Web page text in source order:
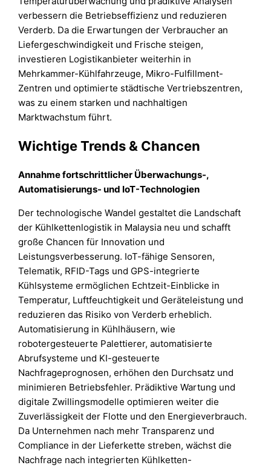
verbessern die Betriebseffizienz und reduzieren
Verderb. Da die Erwartungen der Verbraucher an
Liefergeschwindigkeit und Frische steigen,
investieren Logistikanbieter weiterhin in
Mehrkammer-Kühlfahrzeuge, Mikro-Fulfillment-
Zentren und optimierte städtische Vertriebszentren,
was zu einem starken und nachhaltigen
Marktwachstum führt.
Wichtige Trends & Chancen
Annahme fortschrittlicher Überwachungs-,
Automatisierungs- und IoT-Technologien
Der technologische Wandel gestaltet die Landschaft
der Kühlkettenlogistik in Malaysia neu und schafft
große Chancen für Innovation und
Leistungsverbesserung. IoT-fähige Sensoren,
Telematik, RFID-Tags und GPS-integrierte
Kühlsysteme ermöglichen Echtzeit-Einblicke in
Temperatur, Luftfeuchtigkeit und Geräteleistung und
reduzieren das Risiko von Verderb erheblich.
Automatisierung in Kühlhäusern, wie
robotergesteuerte Palettierer, automatisierte
Abrufsysteme und KI-gesteuerte
Nachfrageprognosen, erhöhen den Durchsatz und
minimieren Betriebsfehler. Prädiktive Wartung und
digitale Zwillingsmodelle optimieren weiter die
Zuverlässigkeit der Flotte und den Energieverbrauch.
Da Unternehmen nach mehr Transparenz und
Compliance in der Lieferkette streben, wächst die
Nachfrage nach integrierten Kühlketten-